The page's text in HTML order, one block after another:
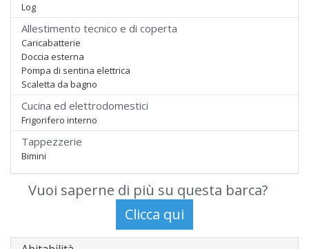
Log
Allestimento tecnico e di coperta
Caricabatterie
Doccia esterna
Pompa di sentina elettrica
Scaletta da bagno
Cucina ed elettrodomestici
Frigorifero interno
Tappezzerie
Bimini
Vuoi saperne di più su questa barca?